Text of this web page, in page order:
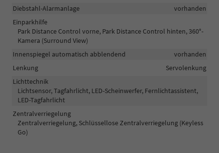
Diebstahl-Alarmanlage
vorhanden
Einparkhilfe
Park Distance Control vorne, Park Distance Control hinten, 360°-
Kamera (Surround View)
Innenspiegel automatisch abblendend
vorhanden
Lenkung
Servolenkung
Lichttechnik
Lichtsensor, Tagfahrlicht, LED-Scheinwerfer, Fernlichtassistent,
LED-Tagfahrlicht
Zentralverriegelung
Zentralverriegelung, Schlüssellose Zentralverriegelung (Keyless
Go)